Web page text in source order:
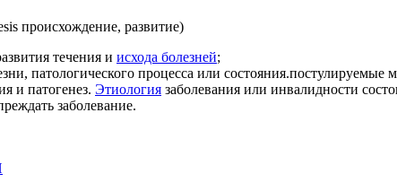
происхождение, развитие)
течения и исхода болезней;
патологического процесса или
и патогенез. Этиология заболевания или инвалидности
заболевание.